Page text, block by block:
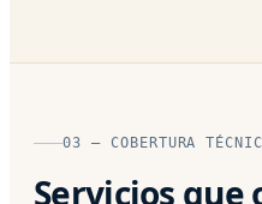
03 — COBERTURA
Servicios que